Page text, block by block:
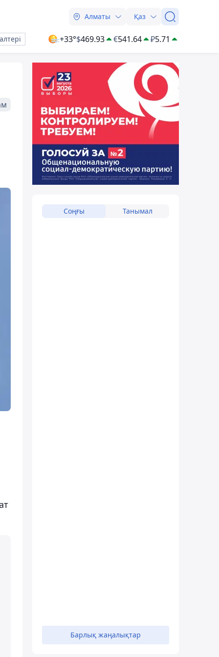
Алматы Қаз
+33°$469.93 €541.64 ₽5.71
Соңғы Танымал
Барлық жаңалықтар